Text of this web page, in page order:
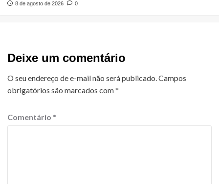
8 de agosto de 2026 0
Deixe um comentário
O seu endereço de e-mail não será publicado.Campos
obrigatórios são marcados com*
Comentário *